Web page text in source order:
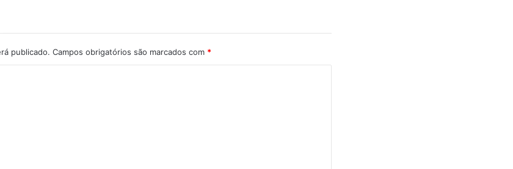
publicado. Campos obrigatórios são marcados com *